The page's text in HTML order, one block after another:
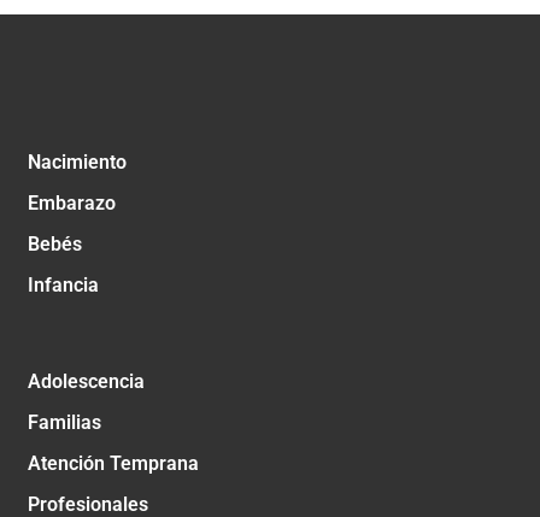
Nacimiento
Embarazo
Bebés
Infancia
Adolescencia
Familias
Atención Temprana
Profesionales